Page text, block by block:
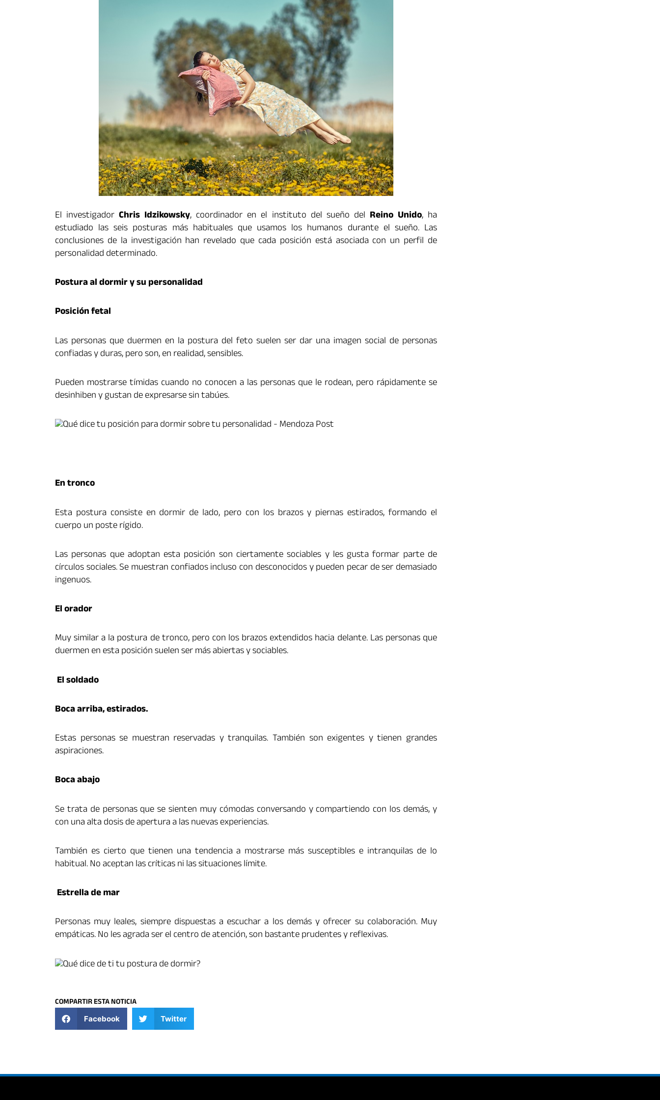
El investigadorChris Idzikowsky, coordinador en el instituto del sueño del Reino Unido, ha
estudiado las seis posturas más habituales que usamos los humanos durante el sueño. Las
conclusiones de la investigación han revelado que cada posición está asociada con un perfil de
personalidad determinado.
Postura al dormir y su personalidad
Posición fetal
Las personas que duermen en la postura del feto suelen ser dar una imagen social de personas
confiadas y duras, pero son, en realidad, sensibles.
Pueden mostrarse tímidas cuando no conocen a las personas que le rodean, pero rápidamente se
desinhiben y gustan de expresarse sin tabúes.
En tronco
Esta postura consiste en dormir de lado, pero con los brazos y piernas estirados, formando el
cuerpo un poste rígido.
Las personas que adoptan esta posición son ciertamente sociables y les gusta formar parte de
círculos sociales. Se muestran confiados incluso con desconocidos y pueden pecar de ser demasiado
ingenuos.
El orador
Muy similar a la postura de tronco, pero con los brazos extendidos hacia delante. Las personas que
duermen en esta posición suelen ser más abiertas y sociables.
El soldado
Boca arriba, estirados.
Estas personas se muestran reservadas y tranquilas. También son exigentes y tienen grandes
aspiraciones.
Boca abajo
Se trata de personas que se sienten muy cómodas conversando y compartiendo con los demás, y
con una alta dosis de apertura a las nuevas experiencias.
También es cierto que tienen una tendencia a mostrarse más susceptibles e intranquilas de lo
habitual. No aceptan las críticas ni las situaciones límite.
Estrella de mar
Personas muy leales, siempre dispuestas a escuchar a los demás y ofrecer su colaboración. Muy
empáticas. No les agrada ser el centro de atención, son bastante prudentes y reflexivas.
COMPARTIR ESTA NOTICIA
Facebook Twitter